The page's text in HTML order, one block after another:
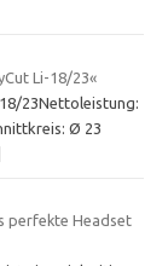
Li-18/23«
23Nettoleistung:
Ø 23
perfekte Headset